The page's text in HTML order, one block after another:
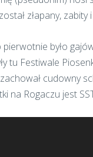
złapany,
było
tu Festiwale
cudowny
na Rogaczu jest